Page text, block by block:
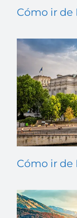
Cómo ir
Cómo ir de